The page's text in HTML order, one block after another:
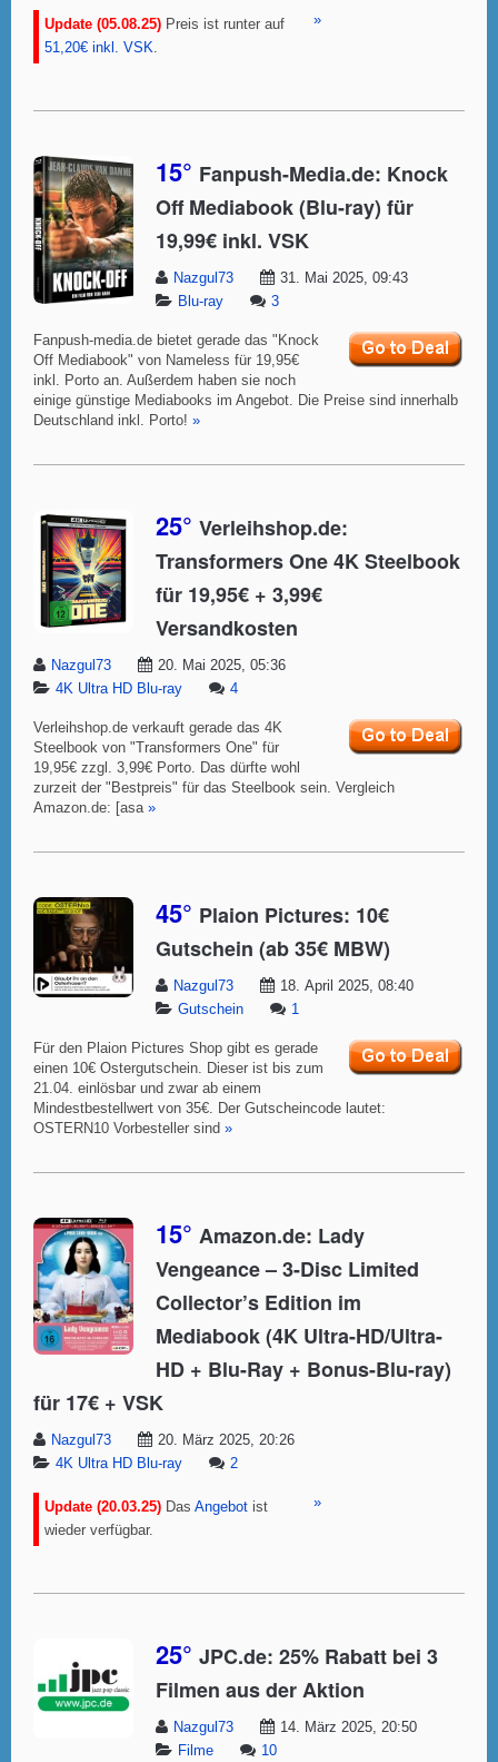
Update (05.08.25) Preis ist runter auf
51,20€ inkl. VSK
»
15° Fanpush-Media.de: Knock
Off Mediabook (Blu-ray) für
19,99€ inkl. VSK
Nazgul73
31. Mai 2025, 09:43
Blu-ray
3
Fanpush-media.de bietet gerade das "Knock
Off Mediabook" von Nameless für 19,95€
inkl. Porto an. Außerdem haben sie noch
einige günstige Mediabooks im Angebot. Die Preise sind innerhalb
Deutschland inkl. Porto! »
25° Verleihshop.de:
Transformers One 4K Steelbook
für 19,95€ + 3,99€
Versandkosten
Nazgul73
20. Mai 2025, 05:36
4K Ultra HD Blu-ray
4
Verleihshop.de verkauft gerade das 4K
Steelbook von "Transformers One" für
19,95€ zzgl. 3,99€ Porto. Das dürfte wohl
zurzeit der "Bestpreis" für das Steelbook sein. Vergleich
Amazon.de: [asa »
45° Plaion Pictures: 10€
Gutschein (ab 35€ MBW)
Nazgul73
18. April 2025, 08:40
Gutschein
1
Für den Plaion Pictures Shop gibt es gerade
einen 10€ Ostergutschein. Dieser ist bis zum
21.04. einlösbar und zwar ab einem
Mindestbestellwert von 35€. Der Gutscheincode lautet:
OSTERN10 Vorbesteller sind »
15° Amazon.de: Lady
Vengeance – 3-Disc Limited
Collector’s Edition im
Mediabook (4K Ultra-HD/Ultra-
HD + Blu-Ray + Bonus-Blu-ray)
für 17€ + VSK
Nazgul73
20. März 2025, 20:26
4K Ultra HD Blu-ray
2
Update (20.03.25) Das Angebot ist
wieder verfügbar.
»
25° JPC.de: 25% Rabatt bei 3
Filmen aus der Aktion
Nazgul73
14. März 2025, 20:50
Filme
10